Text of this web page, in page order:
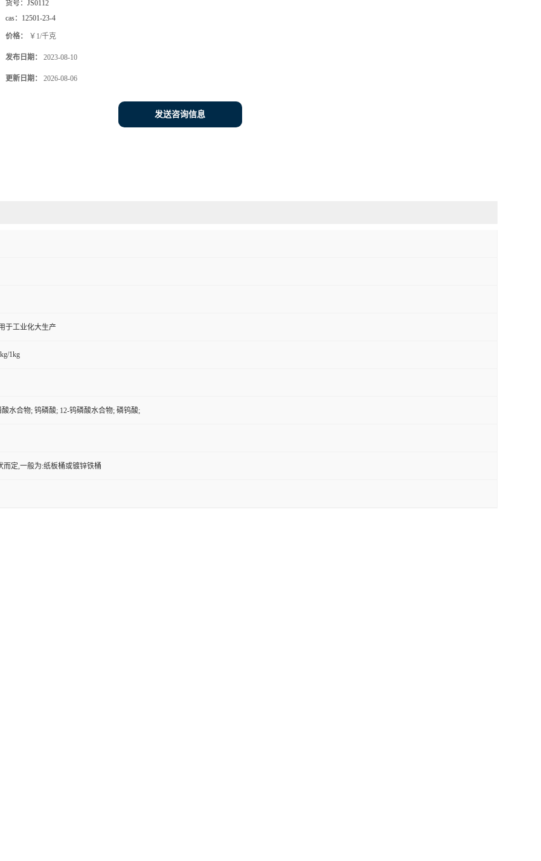
货号： JS0112
cas： 12501-23-4
价格： ￥1/千克
发布日期： 2023-08-10
更新日期： 2026-08-06
发送咨询信息
于工业化大生产
1kg
水合物; 钨磷酸; 12-钨磷酸水合物; 磷钨酸;
而定,一般为:纸板桶或镀锌铁桶